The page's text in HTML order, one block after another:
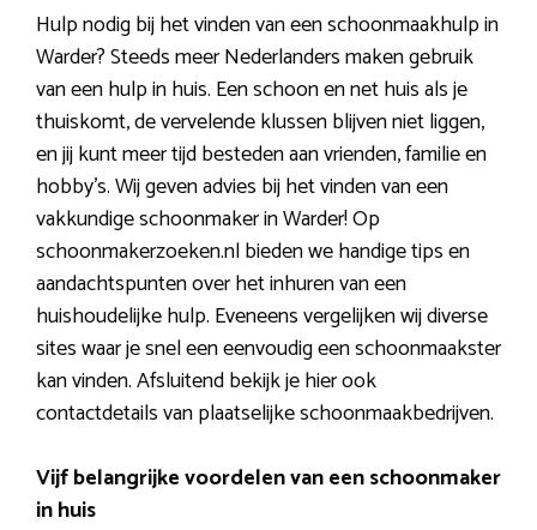
Hulp nodig bij het vinden van een schoonmaakhulp in
Warder? Steeds meer Nederlanders maken gebruik
van een hulp in huis. Een schoon en net huis als je
thuiskomt, de vervelende klussen blijven niet liggen,
en jij kunt meer tijd besteden aan vrienden, familie en
hobby’s. Wij geven advies bij het vinden van een
vakkundige schoonmaker in Warder! Op
schoonmakerzoeken.nl bieden we handige tips en
aandachtspunten over het inhuren van een
huishoudelijke hulp. Eveneens vergelijken wij diverse
sites waar je snel een eenvoudig een schoonmaakster
kan vinden. Afsluitend bekijk je hier ook
contactdetails van plaatselijke schoonmaakbedrijven.
Vijf belangrijke voordelen van een schoonmaker
in huis